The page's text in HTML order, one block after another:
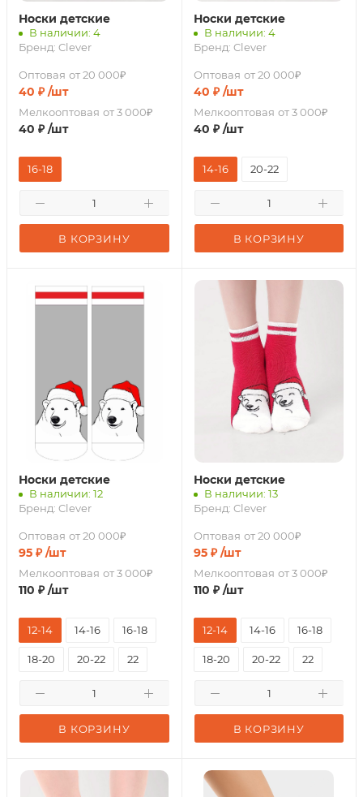
Носки детские
В наличии: 4
Бренд: Clever
Оптовая от 20 000₽
40 ₽ /шт
Мелкооптовая от 3 000₽
40 ₽ /шт
В КОРЗИНУ
16-18
Носки детские
В наличии: 4
Бренд: Clever
Оптовая от 20 000₽
40 ₽ /шт
Мелкооптовая от 3 000₽
40 ₽ /шт
В КОРЗИНУ
14-16 20-22
Носки детские
В наличии: 12
Бренд: Clever
Оптовая от 20 000₽
95 ₽ /шт
Мелкооптовая от 3 000₽
110 ₽ /шт
В КОРЗИНУ
12-14 14-16 16-18
18-20 20-22 22
Носки детские
В наличии: 13
Бренд: Clever
Оптовая от 20 000₽
95₽ /шт
Мелкооптовая от 3 000₽
110 ₽ /шт
В КОРЗИНУ
12-14 14-16 16-18
18-20 20-22 22